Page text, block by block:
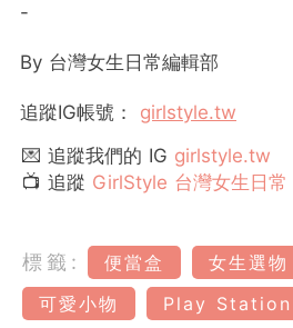
-
By 台灣女生日常編輯部
追蹤IG帳號：
girlstyle.tw
💌 追蹤我們的 IG girlstyle.tw
📺 追蹤 GirlStyle 台灣女生日常
標籤: 便當盒 女生選物
可愛小物
Play Station